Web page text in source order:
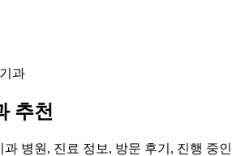
과
추천
병원, 진료 정보, 방문 후기, 진행 중인